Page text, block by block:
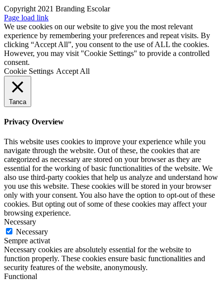
Copyright 2021 Branding Escolar
X
Instagram
LinkedIn
YouTube
Email:
Facebook
Page load link
We use cookies on our website to give you the most relevant
experience by remembering your preferences and repeat visits. By
clicking “Accept All”, you consent to the use of ALL the cookies.
However, you may visit "Cookie Settings" to provide a controlled
consent.
Cookie Settings Accept All
Tanca
Privacy Overview
This website uses cookies to improve your experience while you
navigate through the website. Out of these, the cookies that are
categorized as necessary are stored on your browser as they are
essential for the working of basic functionalities of the website. We
also use third-party cookies that help us analyze and understand how
you use this website. These cookies will be stored in your browser
only with your consent. You also have the option to opt-out of these
cookies. But opting out of some of these cookies may affect your
browsing experience.
Necessary
Necessary
Sempre activat
Necessary cookies are absolutely essential for the website to
function properly. These cookies ensure basic functionalities and
security features of the website, anonymously.
Functional